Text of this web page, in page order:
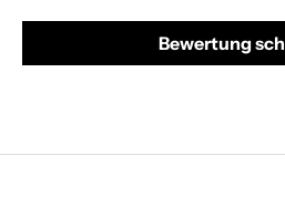
Bewertung